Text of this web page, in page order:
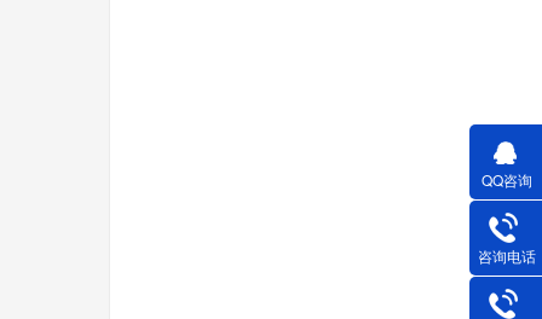
QQ咨询
咨询电话